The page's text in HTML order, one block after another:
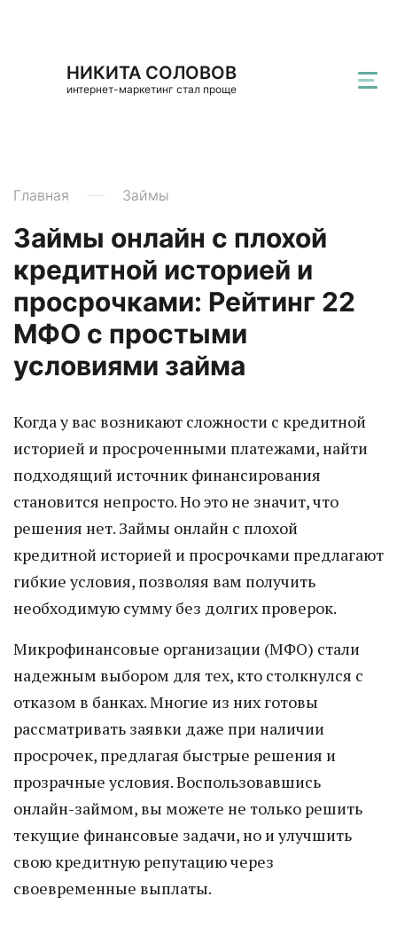
НИКИТА СОЛОВОВ
интернет-маркетинг стал проще
Главная Займы
Займы онлайн с плохой
кредитной историей и
просрочками: Рейтинг 22
МФО с простыми
условиями займа
Когда у вас возникают сложности с кредитной
историей и просроченными платежами, найти
подходящий источник финансирования
становится непросто. Но это не значит, что
решения нет. Займы онлайн с плохой
кредитной историей и просрочками предлагают
гибкие условия, позволяя вам получить
необходимую сумму без долгих проверок.
Микрофинансовые организации (МФО) стали
надежным выбором для тех, кто столкнулся с
отказом в банках. Многие из них готовы
рассматривать заявки даже при наличии
просрочек, предлагая быстрые решения и
прозрачные условия. Воспользовавшись
онлайн-займом, вы можете не только решить
текущие финансовые задачи, но и улучшить
свою кредитную репутацию через
своевременные выплаты.